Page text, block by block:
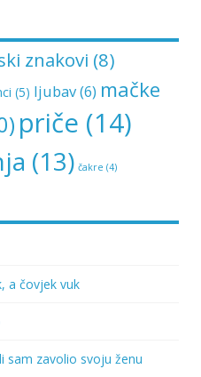
znakovi (8)
(5) ljubav(6) mačke
priče (14)
(13) čakre (4)
a čovjek vuk
sam zavolio svoju ženu